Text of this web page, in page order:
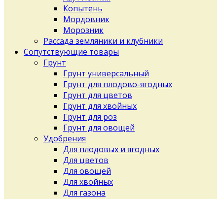
Копытень
Мордовник
Морозник
Рассада земляники и клубники
Сопутствующие товары
Грунт
Грунт универсальный
Грунт для плодово-ягодных
Грунт для цветов
Грунт для хвойных
Грунт для роз
Грунт для овощей
Удобрения
Для плодовых и ягодных
Для цветов
Для овощей
Для хвойных
Для газона